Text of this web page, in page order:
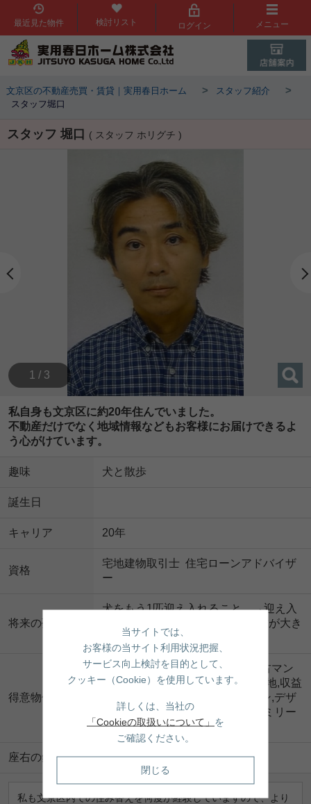
最近見た物件 検討リスト ログイン メニュー
文京区の不動産売買・賃貸｜実用春日ホーム > スタッフ紹介 >
スタッフ堀口
スタッフ 堀口 ( スタッフ ホリグチ )
1 / 3
私自身も文京区に約20年住んでいました。
不動産だけでなく地域情報などもお客様にお届けできるよ
う心がけています。
趣味 犬と散歩
誕生日
キャリア 20年
資格
宅地建物取引士 住宅ローンアドバイザ
ー
将来の夢
犬をもう1匹迎え入れること。→迎え入
れました☆気づいたら下の子の方が大き
くなってました。。
得意物件
【売買物件】新築マンション,中古マン
ション,新築戸建て,中古戸建て,土地,収益
物件,リフォーム・リノベーション,デザ
イナーズ,タワーマンション,ファミリー
向け,駅近物件
座右の銘 雲の向こうはいつも青空。
私も文京区内での住み替えを何度か経験していますので、より
当サイトでは、
お客様の当サイト利用状況把握、
サービス向上検討を目的として、
クッキー（Cookie）を使用しています。
詳しくは、当社の
「Cookieの取扱いについて」 を
ご確認ください。
閉じる